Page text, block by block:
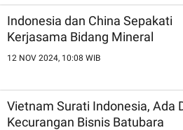
Indonesia dan China Sepakati
Kerjasama Bidang Mineral
12 NOV 2024, 10:08 WIB
Vietnam Surati Indonesia, Ada
Kecurangan Bisnis Batubara